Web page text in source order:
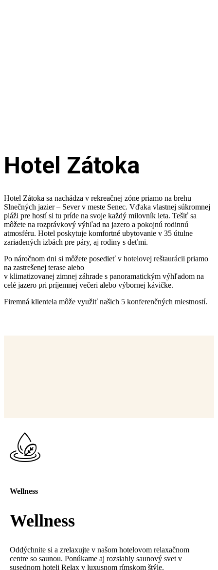
Hotel Zátoka
Hotel Zátoka sa nachádza v rekreačnej zóne priamo na brehu
Slnečných jazier – Sever v meste Senec. Vďaka vlastnej súkromnej
pláži pre hostí si tu príde na svoje každý milovník leta. Tešiť sa
môžete na rozprávkový výhľad na jazero a pokojnú rodinnú
atmosféru. Hotel poskytuje komfortné ubytovanie v 35 útulne
zariadených izbách pre páry, aj rodiny s deťmi.
Po náročnom dni si môžete posedieť v hotelovej reštaurácii priamo
na zastrešenej terase alebo
v klimatizovanej zimnej záhrade s panoramatickým výhľadom na
celé jazero pri príjemnej večeri alebo výbornej kávičke.
Firemná klientela môže využiť našich 5 konferenčných miestností.
Wellness
Wellness
Oddýchnite si a zrelaxujte v našom hotelovom relaxačnom
centre so saunou. Ponúkame aj rozsiahly saunový svet v
susednom hoteli Relax v luxusnom rímskom štýle.